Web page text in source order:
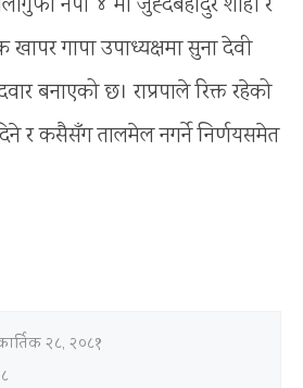
खापर गापा उपाध्यक्षमा सुना देवी
बनाएको छ। राप्रपाले रिक्त रहेको
र कसैसँग तालमेल नगर्ने निर्णयसमेत
२८, २०८१